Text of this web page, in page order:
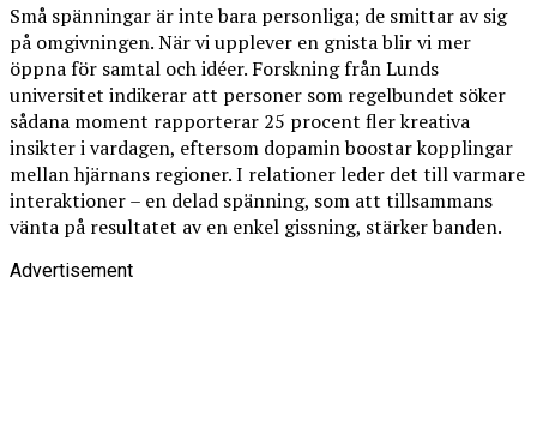
Små spänningar är inte bara personliga; de smittar av sig
på omgivningen. När vi upplever en gnista blir vi mer
öppna för samtal och idéer. Forskning från Lunds
universitet indikerar att personer som regelbundet söker
sådana moment rapporterar 25 procent fler kreativa
insikter i vardagen, eftersom dopamin boostar kopplingar
mellan hjärnans regioner. I relationer leder det till varmare
interaktioner – en delad spänning, som att tillsammans
vänta på resultatet av en enkel gissning, stärker banden.
Advertisement